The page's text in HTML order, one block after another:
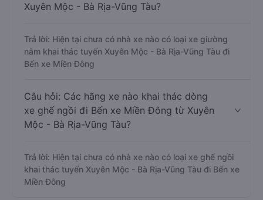
Xuyên Mộc - Bà Rịa-Vũng Tàu?
Trả lời: Hiện tại chưa có nhà xe nào có loại xe giường
nằm khai thác tuyến Xuyên Mộc - Bà Rịa-Vũng Tàu đi
Bến xe Miền Đông
Câu hỏi: Các hãng xe nào khai thác dòng
xe ghế ngồi đi Bến xe Miền Đông từ Xuyên
Mộc - Bà Rịa-Vũng Tàu?
Trả lời: Hiện tại chưa có nhà xe nào có loại xe ghế ngồi
khai thác tuyến Xuyên Mộc - Bà Rịa-Vũng Tàu đi Bến xe
Miền Đông